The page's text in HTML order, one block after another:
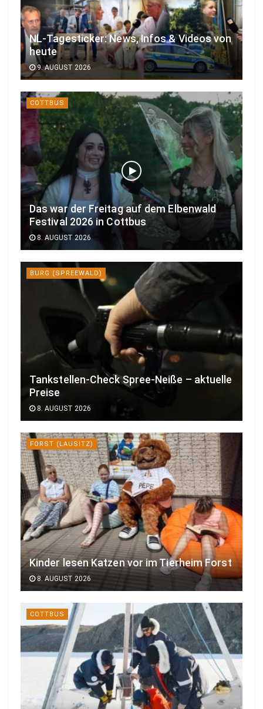
NL-Tagesticker: News, Infos & Videos von
heute
9. AUGUST 2026
COTTBUS
Das war der Freitag auf dem Elbenwald
Festival 2026 in Cottbus
8. AUGUST 2026
BURG (SPREEWALD)
Tankstellen-Check Spree-Neiße – aktuelle
Preise
8. AUGUST 2026
FORST (LAUSITZ)
Kinder lesen Katzen vor im Tierheim Forst
8. AUGUST 2026
COTTBUS